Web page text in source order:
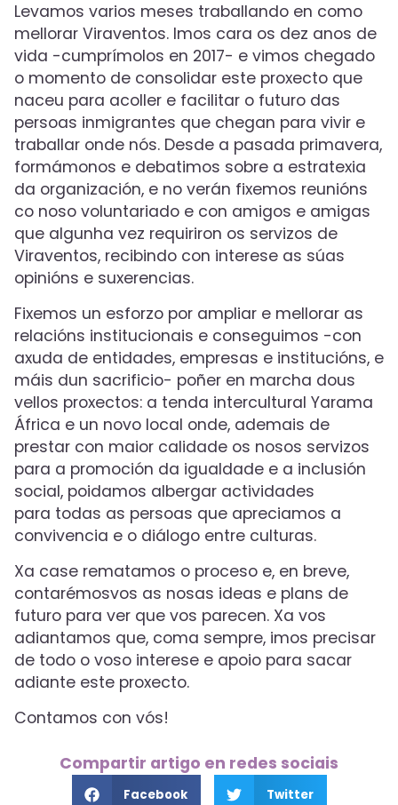
Levamos varios meses traballando en como
mellorar Viraventos. Imos cara os dez anos de
vida -cumprímolos en 2017- e vimos chegado
o momento de consolidar este proxecto que
naceu para acoller e facilitar o futuro das
persoas inmigrantes que chegan para vivir e
traballar onde nós. Desde a pasada primavera,
formámonos e debatimos sobre a estratexia
da organización, e no verán fixemos reunións
co noso voluntariado e con amigos e amigas
que algunha vez requiriron os servizos de
Viraventos, recibindo con interese as súas
opinións e suxerencias.
Fixemos un esforzo por ampliar e mellorar as
relacións institucionais e conseguimos -con
axuda de entidades, empresas e institucións, e
máis dun sacrificio- poñer en marcha dous
vellos proxectos: a tenda intercultural Yarama
África e un novo local onde, ademais de
prestar con maior calidade os nosos servizos
para a promoción da igualdade e a inclusión
social, poidamos albergar actividades
para todas as persoas que apreciamos a
convivencia e o diálogo entre culturas.
Xa case rematamos o proceso e, en breve,
contarémosvos as nosas ideas e plans de
futuro para ver que vos parecen. Xa vos
adiantamos que, coma sempre, imos precisar
de todo o voso interese e apoio para sacar
adiante este proxecto.
Contamos con vós!
Compartir artigo en redes sociais
Facebook Twitter